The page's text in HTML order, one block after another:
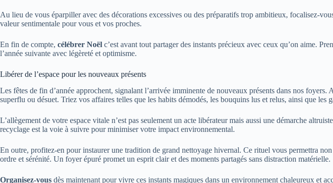
Au lieu de vous éparpiller avec des décorations excessives ou des préparatifs trop ambitieux, focalisez-
valeur sentimentale pour vous et vos proches.
En fin de compte, célébrer Noël c’est avant tout partager des instants précieux avec ceux qu’on aime.
l’année suivante avec légèreté et optimisme.
Libérer de l’espace pour les nouveaux présents
Les fêtes de fin d’année approchent, signalant l’arrivée imminente de nouveaux présents dans nos
superflu ou désuet. Triez vos affaires telles que les habits démodés, les bouquins lus et relus, ainsi que les
L’allègement de votre espace vitale n’est pas seulement un acte libérateur mais aussi une démarche
recyclage est la voie à suivre pour minimiser votre impact environnemental.
En outre, profitez-en pour instaurer une tradition de grand nettoyage hivernal. Ce rituel vous permettra
ordre et sérénité. Un foyer épuré promet un esprit clair et des moments partagés sans distraction matérielle.
Organisez-vous dès maintenant pour vivre ces instants magiques dans un environnement chaleureux et